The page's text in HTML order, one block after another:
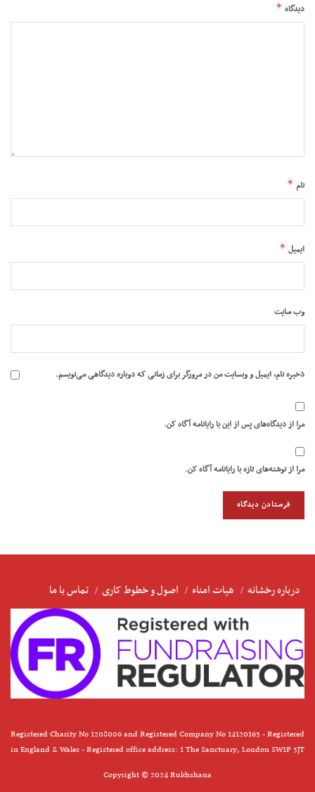
دیدگاه *
نام *
ایمیل *
وب‌ سایت
ذخیره نام، ایمیل و وبسایت من در مرورگر برای زمانی که دوباره دیدگاهی می‌نویسم.
مرا از دیدگاه‌های پس از این با رایانامه آگاه کن.
مرا از نوشته‌های تازه با رایانامه آگاه کن.
درباره رخشانه هیات امناء اصول و خطوط کاری تماس با ما
Registered Charity No 1208006 and Registered Company No 14120163 - Registered
in England & Wales - Registered office address: 1 The Sanctuary, London SW1P 3JT
Copyright © 2024 Rukhshana